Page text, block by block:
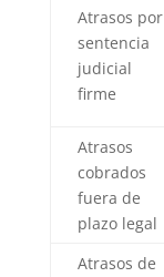
Atrasos por
sentencia
judicial
firme
Atrasos
cobrados
fuera de
plazo legal
Atrasos de